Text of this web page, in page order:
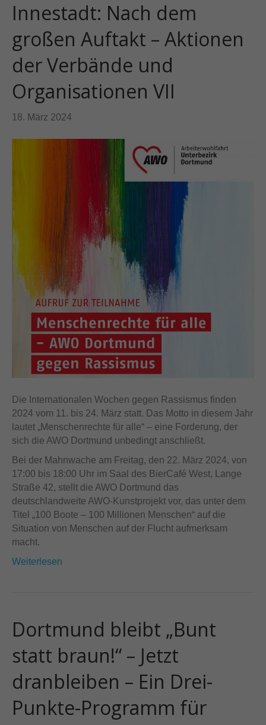
Innestadt: Nach dem
großen Auftakt – Aktionen
der Verbände und
Organisationen VII
18. März 2024
Die Internationalen Wochen gegen Rassismus finden
2024 vom 11. bis 24. März statt. Das Motto in diesem Jahr
lautet „Menschenrechte für alle“ – eine Forderung, der
sich die AWO Dortmund unbedingt anschließt.
Bei der Mahnwache am Freitag, den 22. März 2024, von
17:00 bis 18:00 Uhr im Saal des BierCafé West, Lange
Straße 42, stellt die AWO Dortmund das
deutschlandweite AWO-Kunstprojekt vor, das unter dem
Titel „100 Boote – 100 Millionen Menschen“ auf die
Situation von Menschen auf der Flucht aufmerksam
macht.
Weiterlesen
Dortmund bleibt „Bunt
statt braun!“ – Jetzt
dranbleiben – Ein Drei-
Punkte-Programm für